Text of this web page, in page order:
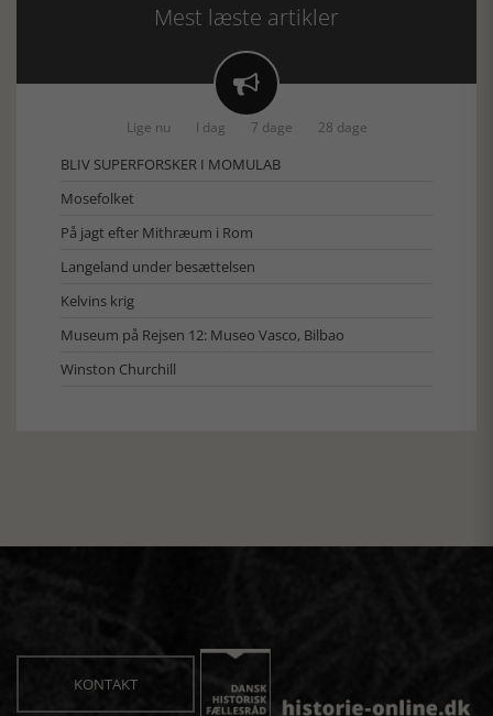
Mest læste artikler

Lige nu I dag 7 dage 28 dage
BLIV SUPERFORSKER I MOMULAB
Mosefolket
På jagt efter Mithræum i Rom
Langeland under besættelsen
Kelvins krig
Museum på Rejsen 12: Museo Vasco, Bilbao
Winston Churchill
KONTAKT